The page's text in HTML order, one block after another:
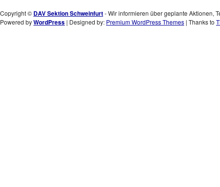
Copyright © DAV Sektion Schweinfurt- Wir informieren über geplante Aktionen,
Powered byWordPress | Designed by: Premium WordPress Themes | Thanks to